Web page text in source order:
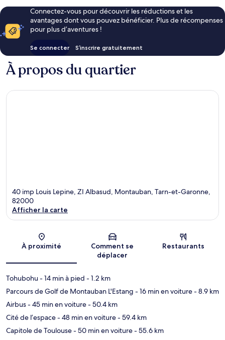
Connectez-vous pour découvrir les réductions et les
avantages dont vous pouvez bénéficier. Plus de récompenses
pour plus d’aventures !
Se connecter S’inscrire gratuitement
À propos du quartier
40 imp Louis Lepine, ZI Albasud, Montauban, Tarn-et-Garonne,
82000
Afficher la carte
À proximité
Comment se
déplacer
Restaurants
Tohubohu- 14 min à pied - 1.2 km
Parcours de Golf de Montauban L'Estang - 16 min en voiture- 8.9 km
Airbus- 45 min en voiture- 50.4 km
Cité de l’espace- 48 min en voiture- 59.4 km
Capitole de Toulouse- 50 min en voiture- 55.6 km